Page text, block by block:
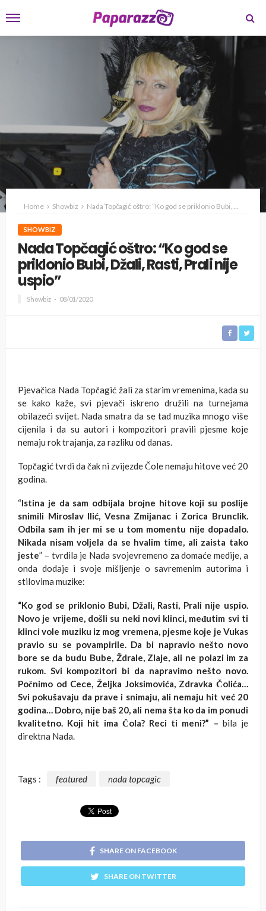
Home Showbiz Nada Topčagić oštro: “Ko god se priklonio Bubi, Džali, Rasti, Prali nije uspio”
SHOWBIZ
Nada Topčagić oštro: “Ko god se
priklonio Bubi, Džali, Rasti, Prali nije
uspio”
Showbiz 08/01/2020
Pjevačica Nada Topčagić žali za starim vremenima, kada su
se kako kaže, svi pjevači iskreno družili na turnejama
obilazeći svijet. Nada smatra da se tad muzika mnogo više
cijenila i da su autori i kompozitori pravili pjesme koje
nemaju rok trajanja, za razliku od danas.
Topčagić tvrdi da čak ni zvijezde Čole nemaju hitove već 20
godina.
“Istina je da sam odbijala brojne hitove koji su poslije
snimili Miroslav Ilić, Vesna Zmijanac i Zorica Brunclik.
Odbila sam ih jer mi se u tom momentu nije dopadalo.
Nikada nisam voljela da se hvalim time, ali zaista tako
jeste” – tvrdila je Nada svojevremeno za domaće medije, a
onda dodaje i svoje mišljenje o savremenim autorima i
stilovima muzike:
“Ko god se priklonio Bubi, Džali, Rasti, Prali nije uspio.
Novo je vrijeme, došli su neki novi klinci, međutim svi ti
klinci vole muziku iz mog vremena, pjesme koje je Vukas
pravio su se povampirile. Da bi napravio nešto novo
bore se da budu Bube, Ždrale, Zlaje, ali ne polazi im za
rukom. Svi kompozitori bi da napravimo nešto novo.
Počnimo od Cece, Željka Joksimovića, Zdravka Čolića…
Svi pokušavaju da prave i snimaju, ali nemaju hit već 20
godina… Dobro, nije baš 20, ali nema šta ko da im ponudi
kvalitetno. Koji hit ima Čola? Reci ti meni?” – bila je
direktna Nada.
Tags : featured nada topcagic
SHARE ON FACEBOOK
SHARE ON TWITTER